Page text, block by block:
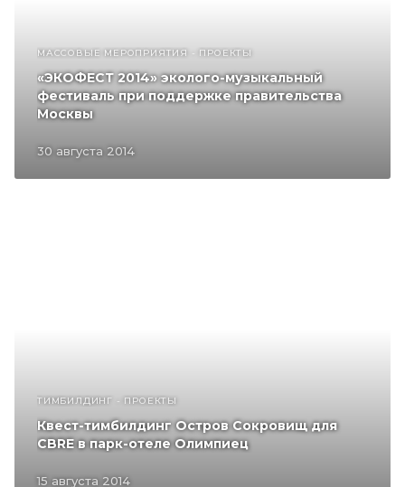
МАССОВЫЕ МЕРОПРИЯТИЯ - ПРОЕКТЫ
30 августа 2014
«ЭКОФЕСТ 2014» эколого-музыкальный
фестиваль при поддержке правительства
Москвы
ТИМБИЛДИНГ - ПРОЕКТЫ
15 августа 2014
Квест-тимбилдинг Остров Сокровищ для
CBRE в парк-отеле Олимпиец